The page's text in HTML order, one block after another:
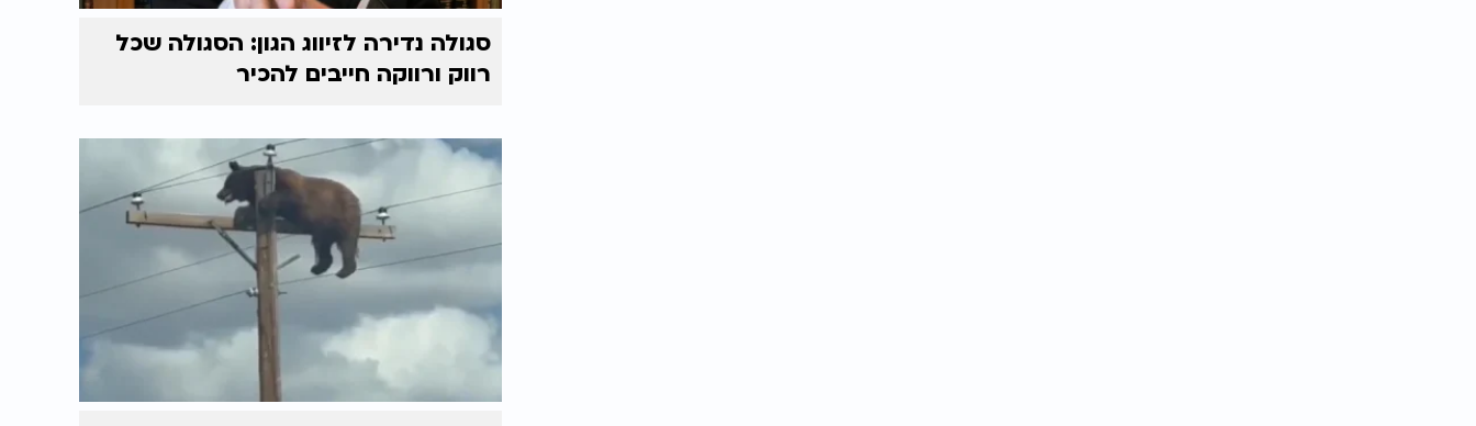
סגולה נדירה לזיווג הגון: הסגולה שכל
רווק ורווקה חייבים להכיר